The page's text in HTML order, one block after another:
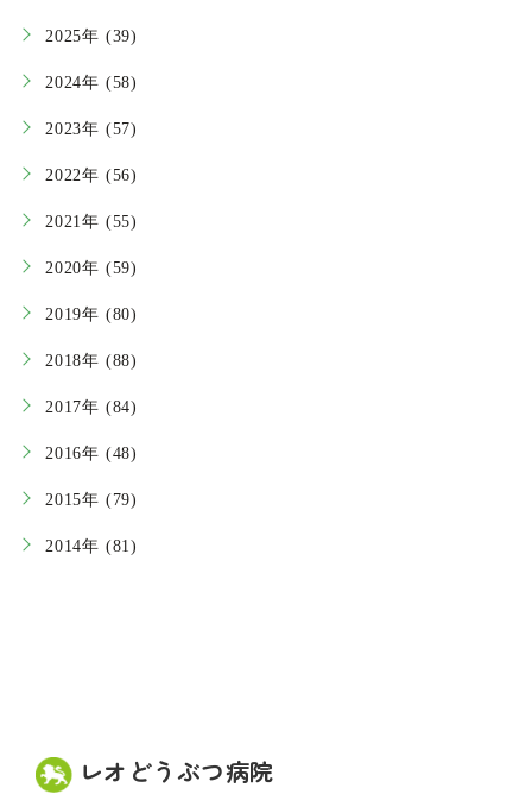
2025年 (39)
2024年 (58)
2023年 (57)
2022年 (56)
2021年 (55)
2020年 (59)
2019年 (80)
2018年 (88)
2017年 (84)
2016年 (48)
2015年 (79)
2014年 (81)
レオどうぶつ病院